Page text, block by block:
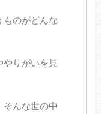
ものがどんな
やりがいを見
そんな世の中